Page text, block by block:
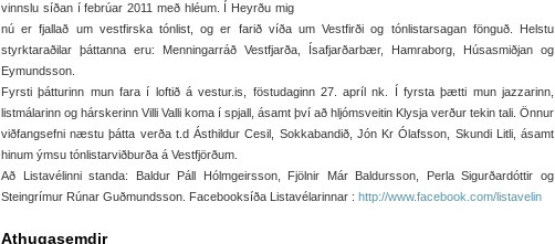
vinnslu síðan í febrúar 2011 með hléum. Í Heyrðu mig
nú er fjallað um vestfirska tónlist, og er farið víða um Vestfirði og tónlistarsagan fönguð. Helstu
styrktaraðilar þáttanna eru: Menningarráð Vestfjarða, Ísafjarðarbær, Hamraborg, Húsasmiðjan og
Eymundsson.
Fyrsti þátturinn mun fara í loftið á vestur.is, föstudaginn 27. apríl nk. Í fyrsta þætti mun jazzarinn,
listmálarinn og hárskerinn Villi Valli koma í spjall, ásamt því að hljómsveitin Klysja verður tekin tali. Önnur
viðfangsefni næstu þátta verða t.d Ásthildur Cesil, Sokkabandið, Jón Kr Ólafsson, Skundi Litli, ásamt
hinum ýmsu tónlistarviðburða á Vestfjörðum.
Að Listavélinni standa: Baldur Páll Hólmgeirsson, Fjölnir Már Baldursson, Perla Sigurðardóttir og
Steingrímur Rúnar Guðmundsson. Facebooksíða Listavélarinnar : http://www.facebook.com/listavelin
Athugasemdir